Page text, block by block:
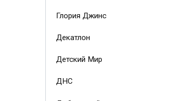
Глория Джинс
Декатлон
Детский Мир
ДНС